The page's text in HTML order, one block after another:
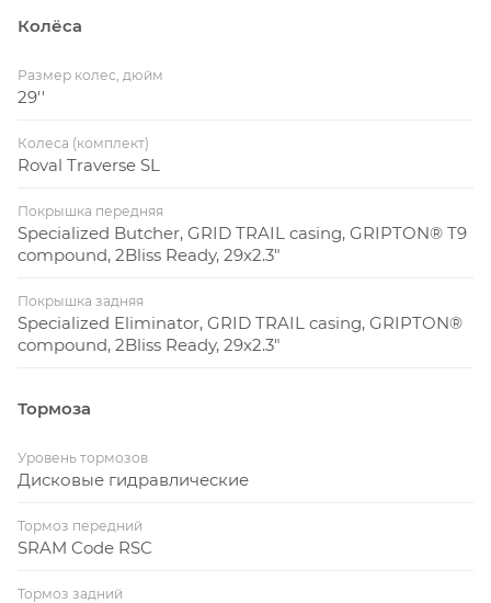
Колёса
Размер колес, дюйм
29''
Колеса (комплект)
Roval Traverse SL
Покрышка передняя
Specialized Butcher, GRID TRAIL casing, GRIPTON® T9
compound, 2Bliss Ready, 29x2.3"
Покрышка задняя
Specialized Eliminator, GRID TRAIL casing, GRIPTON®
compound, 2Bliss Ready, 29x2.3"
Тормоза
Уровень тормозов
Дисковые гидравлические
Тормоз передний
SRAM Code RSC
Тормоз задний